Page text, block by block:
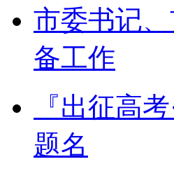
市委书记
备工作
『出征高
题名